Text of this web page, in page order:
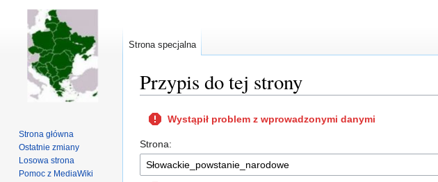
Przypis do tej strony
Przejdź
nawigacji
Przejdź
wyszukiwania
Wystąpił problem z wprowadzonymi danymi
Strona:
Strona specjalna
Strona główna
Ostatnie zmiany
Losowa strona
Pomoc z MediaWiki